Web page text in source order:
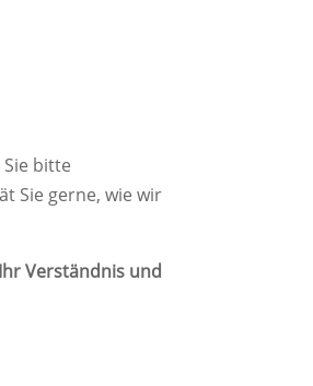
bitte
Sie gerne, wie wir
Verständnis und